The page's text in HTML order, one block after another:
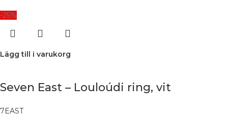
-25%
Lägg till i varukorg
Seven East – Louloúdi ring, vit
7EAST